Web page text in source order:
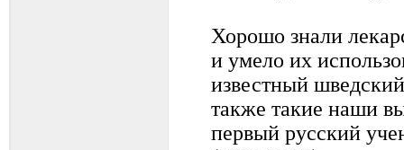
Хорошо знали
и умело их
известный
также такие наши
первый русский